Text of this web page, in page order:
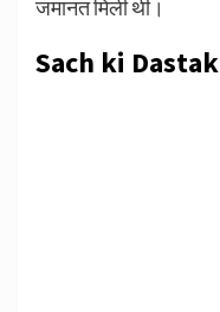
जमानत मिली थी।
Sach ki Dastak